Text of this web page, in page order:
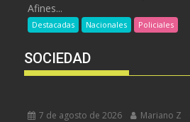
Afines...
Destacadas Nacionales Policiales
SOCIEDAD
7 de agosto de 2026 Mariano Z